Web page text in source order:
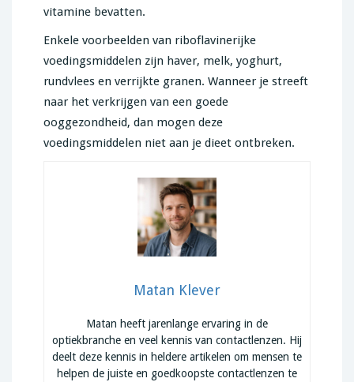
vitamine bevatten.
Enkele voorbeelden van riboflavinerijke
voedingsmiddelen zijn haver, melk, yoghurt,
rundvlees en verrijkte granen. Wanneer je streeft
naar het verkrijgen van een goede
ooggezondheid, dan mogen deze
voedingsmiddelen niet aan je dieet ontbreken.
Matan Klever
Matan heeft jarenlange ervaring in de
optiekbranche en veel kennis van contactlenzen. Hij
deelt deze kennis in heldere artikelen om mensen te
helpen de juiste en goedkoopste contactlenzen te